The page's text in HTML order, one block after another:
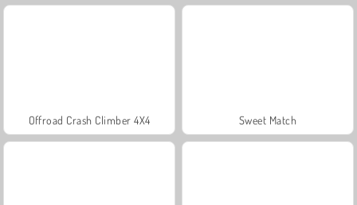
Offroad Crash Climber 4X4 Sweet Match